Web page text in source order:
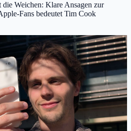
Weichen: Klare Ansagen zur
Fans bedeutet Tim Cook